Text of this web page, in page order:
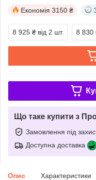
Економія 3150 ₴
8 925 ₴ від 2 шт. 8 830
Що таке купити з
Замовлення під
Доступна доставка
Опис Характеристики